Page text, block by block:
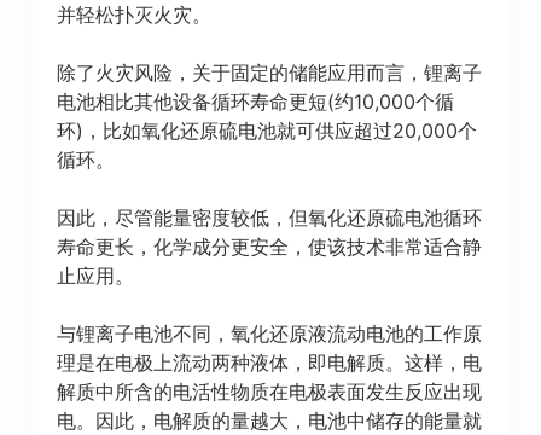
并轻松扑灭火灾。
除了火灾风险，关于固定的储能应用而言，锂离子
电池相比其他设备循环寿命更短(约10,000个循
环)，比如氧化还原硫电池就可供应超过20,000个
循环。
因此，尽管能量密度较低，但氧化还原硫电池循环
寿命更长，化学成分更安全，使该技术非常适合静
止应用。
与锂离子电池不同，氧化还原液流动电池的工作原
理是在电极上流动两种液体，即电解质。这样，电
解质中所含的电活性物质在电极表面发生反应出现
电。因此，电解质的量越大，电池中储存的能量就